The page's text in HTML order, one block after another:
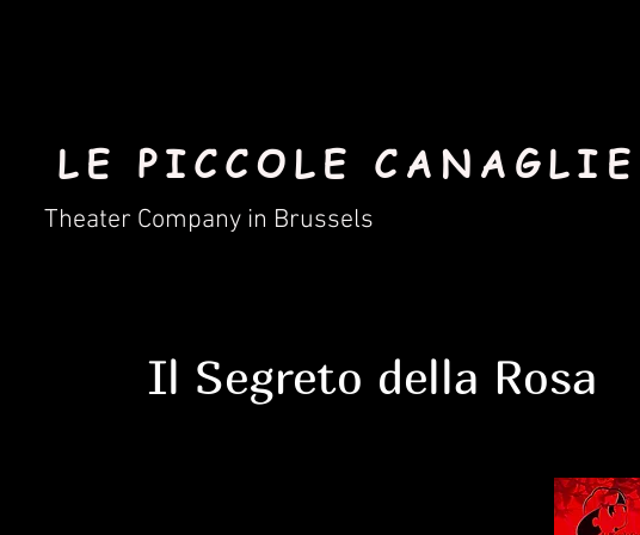
LE PICCOLE CANAGLIE
Theater Company in Brussels
Il Segreto della Rosa